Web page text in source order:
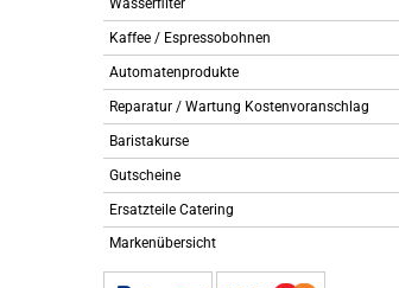
Wasserfilter
Kaffee / Espressobohnen
Automatenprodukte
Reparatur / Wartung Kostenvoranschlag
Baristakurse
Gutscheine
Ersatzteile Catering
Markenübersicht